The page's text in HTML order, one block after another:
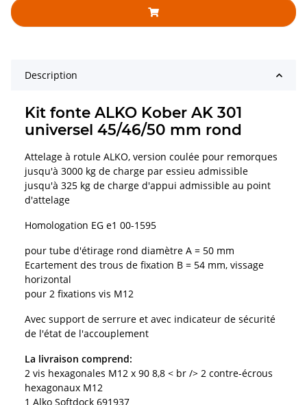
Description
Kit fonte ALKO Kober AK 301
universel 45/46/50 mm rond
Attelage à rotule ALKO, version coulée pour remorques
jusqu'à 3000 kg de charge par essieu admissible
jusqu'à 325 kg de charge d'appui admissible au point
d'attelage
Homologation EG e1 00-1595
pour tube d'étirage rond diamètre A = 50 mm
Ecartement des trous de fixation B = 54 mm, vissage
horizontal
pour 2 fixations vis M12
Avec support de serrure et avec indicateur de sécurité
de l'état de l'accouplement
La livraison comprend:
2 vis hexagonales M12 x 90 8,8 < br /> 2 contre-écrous
hexagonaux M12
1 Alko Softdock 691937